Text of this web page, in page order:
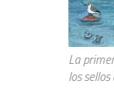
La
los